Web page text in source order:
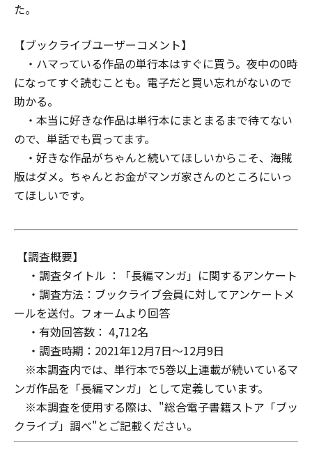
た。
【ブックライブユーザーコメント】
・ハマっている作品の単行本はすぐに買う。夜中の0時
になってすぐ読むことも。電子だと買い忘れがないので
助かる。
・本当に好きな作品は単行本にまとまるまで待てない
ので、単話でも買ってます。
・好きな作品がちゃんと続いてほしいからこそ、海賊
版はダメ。ちゃんとお金がマンガ家さんのところにいっ
てほしいです。
【調査概要】
・調査タイトル ：「長編マンガ」に関するアンケート
・調査方法：ブックライブ会員に対してアンケートメ
ールを送付。フォームより回答
・有効回答数： 4,712名
・調査時期：2021年12月7日～12月9日
※本調査内では、単行本で5巻以上連載が続いているマ
ンガ作品を「長編マンガ」として定義しています。
※本調査を使用する際は、"総合電子書籍ストア「ブッ
クライブ」調べ"とご記載ください。